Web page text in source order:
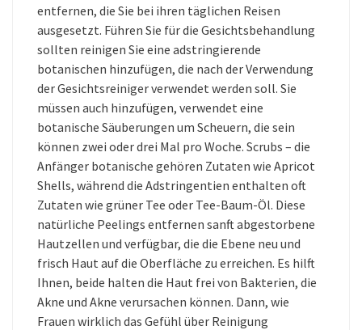
entfernen, die Sie bei ihren täglichen Reisen
ausgesetzt. Führen Sie für die Gesichtsbehandlung
sollten reinigen Sie eine adstringierende
botanischen hinzufügen, die nach der Verwendung
der Gesichtsreiniger verwendet werden soll. Sie
müssen auch hinzufügen, verwendet eine
botanische Säuberungen um Scheuern, die sein
können zwei oder drei Mal pro Woche. Scrubs – die
Anfänger botanische gehören Zutaten wie Apricot
Shells, während die Adstringentien enthalten oft
Zutaten wie grüner Tee oder Tee-Baum-Öl. Diese
natürliche Peelings entfernen sanft abgestorbene
Hautzellen und verfügbar, die die Ebene neu und
frisch Haut auf die Oberfläche zu erreichen. Es hilft
Ihnen, beide halten die Haut frei von Bakterien, die
Akne und Akne verursachen können. Dann, wie
Frauen wirklich das Gefühl über Reinigung